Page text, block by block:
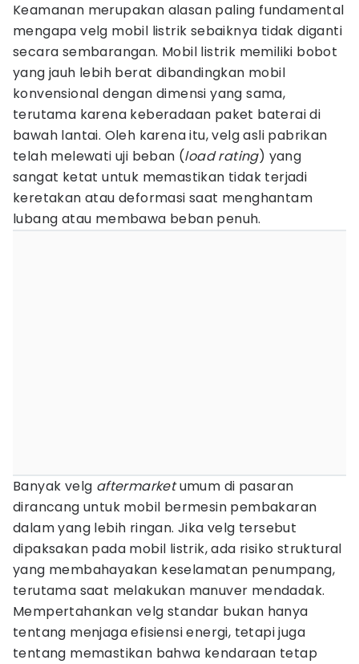
Keamanan merupakan alasan paling fundamental
mengapa velg mobil listrik sebaiknya tidak diganti
secara sembarangan. Mobil listrik memiliki bobot
yang jauh lebih berat dibandingkan mobil
konvensional dengan dimensi yang sama,
terutama karena keberadaan paket baterai di
bawah lantai. Oleh karena itu, velg asli pabrikan
telah melewati uji beban (load rating) yang
sangat ketat untuk memastikan tidak terjadi
keretakan atau deformasi saat menghantam
lubang atau membawa beban penuh.
Banyak velg aftermarketumum di pasaran
dirancang untuk mobil bermesin pembakaran
dalam yang lebih ringan. Jika velg tersebut
dipaksakan pada mobil listrik, ada risiko struktural
yang membahayakan keselamatan penumpang,
terutama saat melakukan manuver mendadak.
Mempertahankan velg standar bukan hanya
tentang menjaga efisiensi energi, tetapi juga
tentang memastikan bahwa kendaraan tetap